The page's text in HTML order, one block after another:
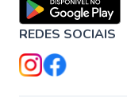
REDES SOCIAIS